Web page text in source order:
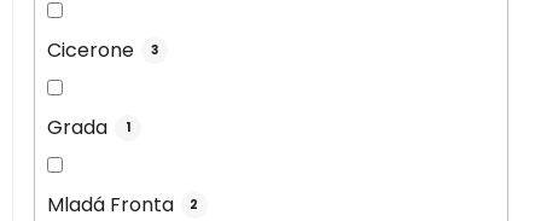
Cicerone 3
Grada 1
Mladá Fronta 2